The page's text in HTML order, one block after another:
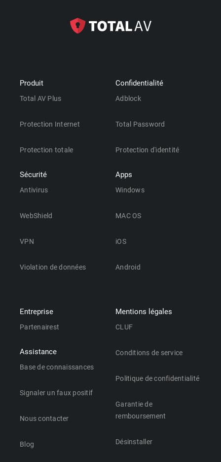
Produit
Total AV Plus
Protection Internet
Protection totale
Sécurité
Antivirus
WebShield
VPN
Violation de données
Confidentialité
Adblock
Total Password
Protection d'identité
Apps
Windows
MAC OS
iOS
Android
Entreprise
Partenairest
Assistance
Base de connaissances
Signaler un faux positif
Nous contacter
Blog
Mentions légales
CLUF
Conditions de service
Politique de confidentialité
Garantie de
remboursement
Désinstaller